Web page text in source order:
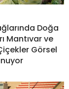
Doğa
Mantıvar ve
Görsel